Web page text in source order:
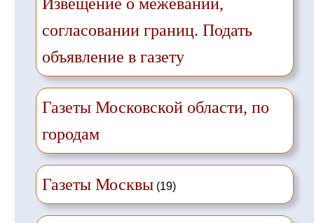
Извещение о межевании,
согласовании границ. Подать
объявление в газету
Газеты Московской области, по
городам
Газеты Москвы(19)